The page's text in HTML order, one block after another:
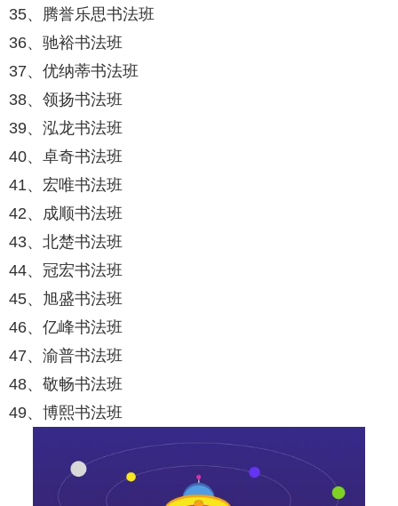
35、腾誉乐思书法班
36、驰裕书法班
37、优纳蒂书法班
38、领扬书法班
39、泓龙书法班
40、卓奇书法班
41、宏唯书法班
42、成顺书法班
43、北楚书法班
44、冠宏书法班
45、旭盛书法班
46、亿峰书法班
47、渝普书法班
48、敬畅书法班
49、博熙书法班